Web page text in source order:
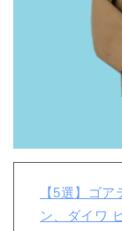
【5選】ゴ
ン、ダイワ